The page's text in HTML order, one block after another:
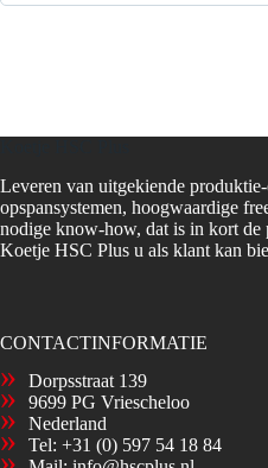
Leveren van uitgekiende
opspansystemen, hoogwaardige
nodige know-how, dat is in kort de
Koetje HSC Plus u als klant kan
CONTACTINFORMATIE
Dorpsstraat 139
9699 PG Vriescheloo
Nederland
Tel: +31 (0) 597 54 18 84